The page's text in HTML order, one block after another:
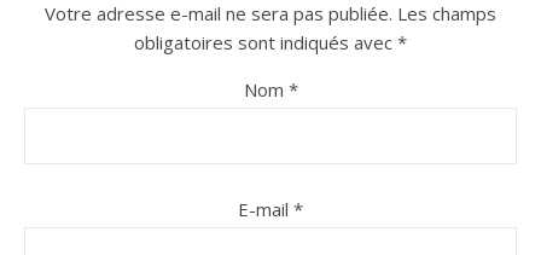
Votre adresse e-mail ne sera pas publiée. Les champs
obligatoires sont indiqués avec *
Nom *
E-mail *